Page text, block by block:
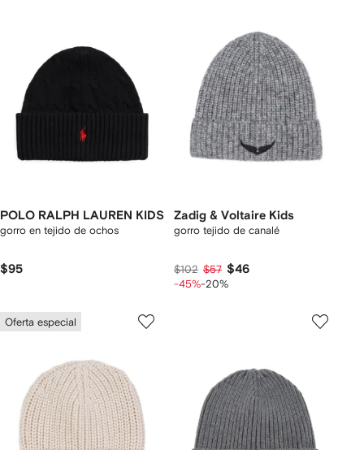
POLO RALPH LAUREN KIDS
gorro en tejido de ochos
$95
Zadig & Voltaire Kids
gorro tejido de canalé
$102 $57 $46
-45%-20%
Oferta especial